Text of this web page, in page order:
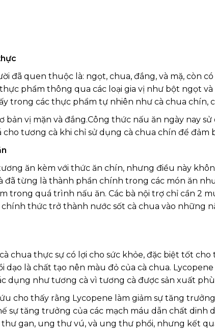
đã quen thuộc là: ngọt, chua, đắng, và mặ, còn
phẩm thông qua các loại gia vị như bột ngọt
trong các thực phẩm tự nhiên như cà chua chín,
bản vị mặn và đắng.Công thức nấu ăn ngày nay
tương cà khi chỉ sử dụng cà chua chín để đảm
ăn kèm với thức ăn chín, nhưng điều này
đã từng là thành phần chính trong các món ăn
trong quá trình nấu ăn. Các bà nội trợ chỉ cần 2
thức trở thành nước sốt cà chua vào những
chua thực sự có lợi cho sức khỏe, đặc biệt tốt
dạo là chất tạo nên màu đỏ của cà chua.
dụng như tương cà vì tương cà được sản xuất
cho thấy rằng Lycopene làm giảm sự tăng
sự tăng trưởng của các mạch máu dẫn chất dinh
gan, ung thư vú, và ung thư phổi, nhưng kết